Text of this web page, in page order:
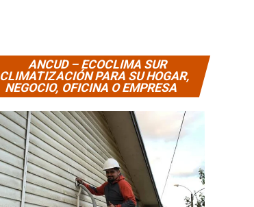
ANCUD – ECOCLIMA SUR
CLIMATIZACIÓN PARA SU HOGAR,
NEGOCIO, OFICINA O EMPRESA